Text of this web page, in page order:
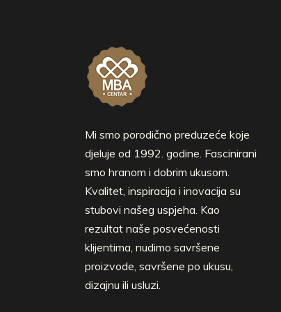
Mi smo porodično preduzeće koje
djeluje od 1992. godine. Fascinirani
smo hranom i dobrim ukusom.
Kvalitet, inspiracija i inovacija su
stubovi našeg uspjeha. Kao
rezultat naše posvećenosti
klijentima, nudimo savršene
proizvode, savršene po ukusu,
dizajnu ili usluzi.